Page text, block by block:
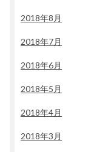
2018年8月
2018年7月
2018年6月
2018年5月
2018年4月
2018年3月